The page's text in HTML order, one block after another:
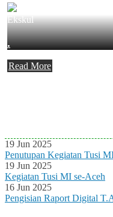
Ekskul
.
Read More
19 Jun 2025
Penutupan Kegiatan Tusi
19 Jun 2025
Kegiatan Tusi MI se-Aceh
16 Jun 2025
Pengisian Raport Digital